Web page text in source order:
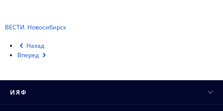
ВЕСТИ. Новосибирск
Назад
Вперед
ИЯФ